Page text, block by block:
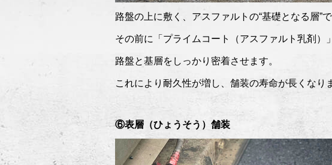
路盤の上に敷く、アスファルトの“基礎となる層”で
その前に「プライムコート（アスファルト乳剤）
路盤と基層をしっかり密着させます。
これにより耐久性が増し、舗装の寿命が長くなり
⑥表層（ひょうそう）舗装